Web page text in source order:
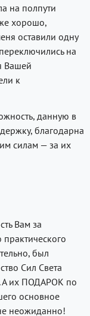
на полпути
хорошо,
оставили одну
на
Вашей
к
данную в
благодарна
силам — за их
Вам за
был
Сил Света
А их ПОДАРОК по
основное
неожиданно!